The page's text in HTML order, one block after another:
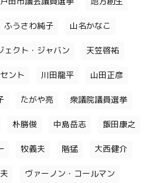
ふうさわ純子 山名かなこ
ェクト・ジャバン 天笠啓祐
ント 川田龍平 山田正彦
たがや亮 衆議院議員選挙
朴勝俊 中島岳志 飯田康之
牧義夫 階猛 大西健介
ヴァーノン・コールマン